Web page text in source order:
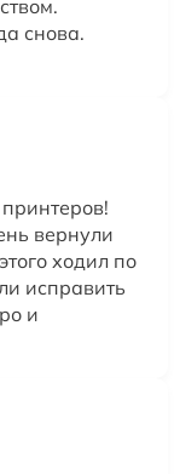
снова.
вернули
ходил по
исправить
и